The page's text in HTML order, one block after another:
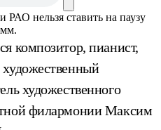
РАО нельзя ставить на паузу
композитор, пианист,
художественного
филармонии Максим